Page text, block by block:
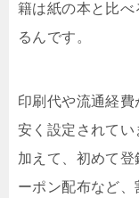
籍は紙の本と比べ
るんです。
印刷代や流通経
安く設定されてい
加えて、初めて
ーポン配布など